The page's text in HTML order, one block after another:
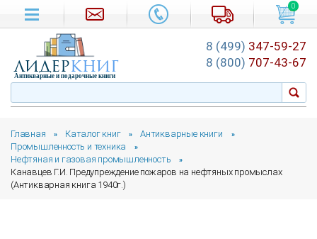
Главная » Каталог книг » Антикварные книги »
Промышленность и техника »
Нефтяная и газовая промышленность »
Канавцев Г.И. Предупреждение пожаров на нефтяных промыслах
(Антикварная книга 1940г.)
0
лидеркниг
Антикварные и подарочные книги
8 (499) 347-59-27
8 (800) 707-43-67